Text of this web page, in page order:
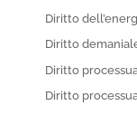
Diritto
Diritto
Diritto
Diritto